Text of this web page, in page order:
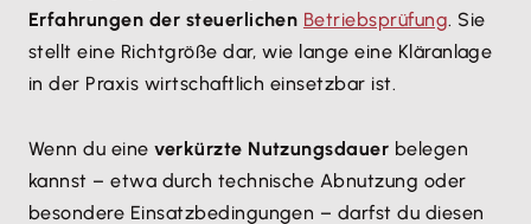
Erfahrungen der steuerlichen Betriebsprüfung. Sie
stellt eine Richtgröße dar, wie lange eine Kläranlage
in der Praxis wirtschaftlich einsetzbar ist.
Wenn du eineverkürzte Nutzungsdauer belegen
kannst – etwa durch technische Abnutzung oder
besondere Einsatzbedingungen – darfst du diesen